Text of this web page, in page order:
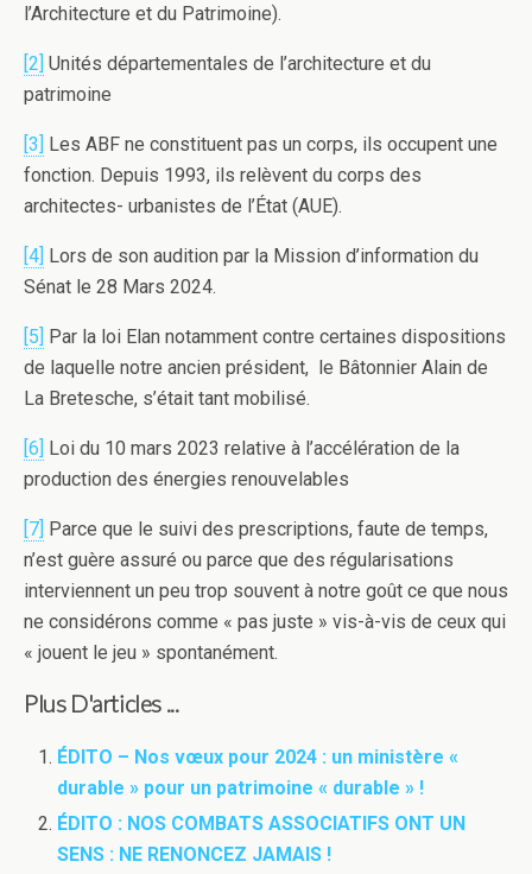
l’Architecture et du Patrimoine).
[2] Unités départementales de l’architecture et du
patrimoine
[3] Les ABF ne constituent pas un corps, ils occupent une
fonction. Depuis 1993, ils relèvent du corps des
architectes- urbanistes de l’État (AUE).
[4] Lors de son audition par la Mission d’information du
Sénat le 28 Mars 2024.
[5] Par la loi Elan notamment contre certaines dispositions
de laquelle notre ancien président, le Bâtonnier Alain de
La Bretesche, s’était tant mobilisé.
[6] Loi du 10 mars 2023 relative à l’accélération de la
production des énergies renouvelables
[7] Parce que le suivi des prescriptions, faute de temps,
n’est guère assuré ou parce que des régularisations
interviennent un peu trop souvent à notre goût ce que nous
ne considérons comme « pas juste » vis-à-vis de ceux qui
« jouent le jeu » spontanément.
Plus D'articles ...
ÉDITO – Nos vœux pour 2024 : un ministère «
durable » pour un patrimoine « durable » !
ÉDITO : NOS COMBATS ASSOCIATIFS ONT UN
SENS : NE RENONCEZ JAMAIS !